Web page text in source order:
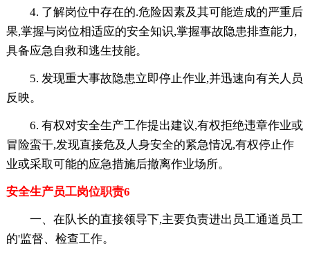
4. 了解岗位中存在的.危险因素及其可能造成的严重后
果,掌握与岗位相适应的安全知识,掌握事故隐患排查能力,
具备应急自救和逃生技能。
5. 发现重大事故隐患立即停止作业,并迅速向有关人员
反映。
6. 有权对安全生产工作提出建议,有权拒绝违章作业或
冒险蛮干,发现直接危及人身安全的紧急情况,有权停止作
业或采取可能的应急措施后撤离作业场所。
安全生产员工岗位职责6
一、在队长的直接领导下,主要负责进出员工通道员工
的'监督、检查工作。